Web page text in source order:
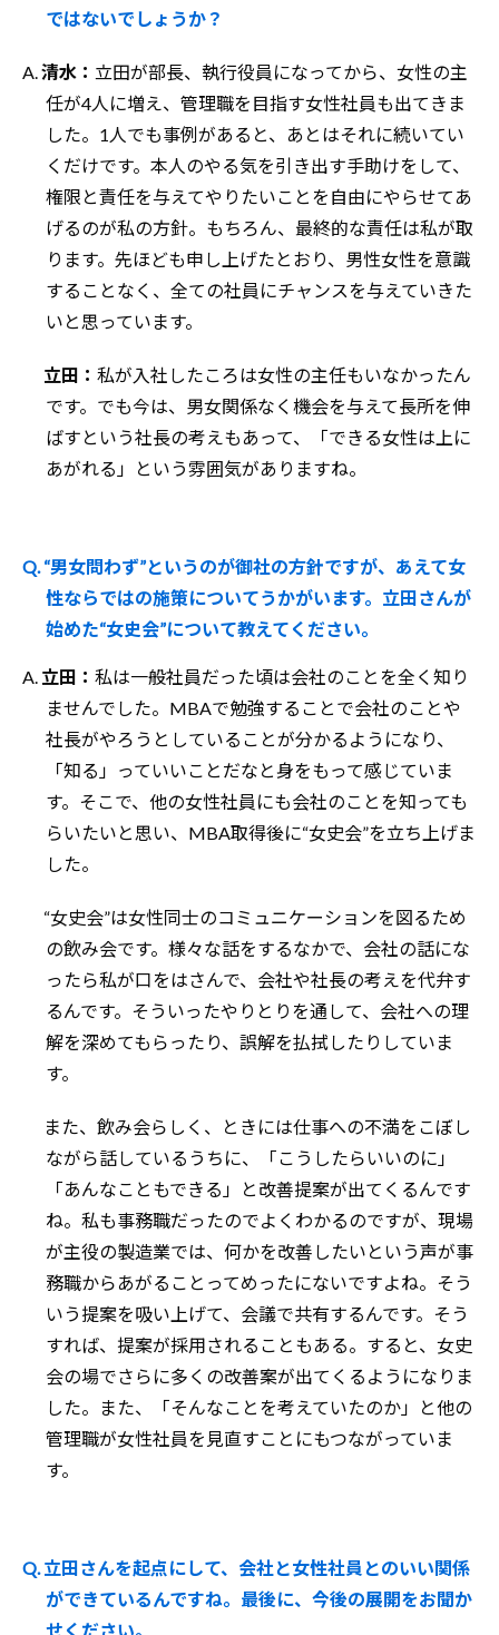
ではないでしょうか？
A.清水： 立田が部長、執行役員になってから、女性の主
任が4人に増え、管理職を目指す女性社員も出てきま
した。1人でも事例があると、あとはそれに続いてい
くだけです。本人のやる気を引き出す手助けをして、
権限と責任を与えてやりたいことを自由にやらせてあ
げるのが私の方針。もちろん、最終的な責任は私が取
ります。先ほども申し上げたとおり、男性女性を意識
することなく、全ての社員にチャンスを与えていきた
いと思っています。
立田： 私が入社したころは女性の主任もいなかったん
です。でも今は、男女関係なく機会を与えて長所を伸
ばすという社長の考えもあって、「できる女性は上に
あがれる」という雰囲気がありますね。
Q. “男女問わず”というのが御社の方針ですが、あえて女
性ならではの施策についてうかがいます。立田さんが
始めた“女史会”について教えてください。
A. 立田： 私は一般社員だった頃は会社のことを全く知り
ませんでした。MBAで勉強することで会社のことや
社長がやろうとしていることが分かるようになり、
「知る」っていいことだなと身をもって感じていま
す。そこで、他の女性社員にも会社のことを知っても
らいたいと思い、MBA取得後に“女史会”を立ち上げま
した。
“女史会”は女性同士のコミュニケーションを図るため
の飲み会です。様々な話をするなかで、会社の話にな
ったら私が口をはさんで、会社や社長の考えを代弁す
るんです。そういったやりとりを通して、会社への理
解を深めてもらったり、誤解を払拭したりしていま
す。
また、飲み会らしく、ときには仕事への不満をこぼし
ながら話しているうちに、「こうしたらいいのに」
「あんなこともできる」と改善提案が出てくるんです
ね。私も事務職だったのでよくわかるのですが、現場
が主役の製造業では、何かを改善したいという声が事
務職からあがることってめったにないですよね。そう
いう提案を吸い上げて、会議で共有するんです。そう
すれば、提案が採用されることもある。すると、女史
会の場でさらに多くの改善案が出てくるようになりま
した。また、「そんなことを考えていたのか」と他の
管理職が女性社員を見直すことにもつながっていま
す。
Q. 立田さんを起点にして、会社と女性社員とのいい関係
ができているんですね。最後に、今後の展開をお聞か
せください。